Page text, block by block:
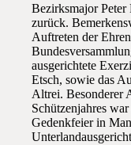
Bezirksmajor Peter
zurück.
Auftreten der
ausgerichtete
Etsch, sowie das
Altrei. Besonderer
Schützenjahres
Gedenkfeier in